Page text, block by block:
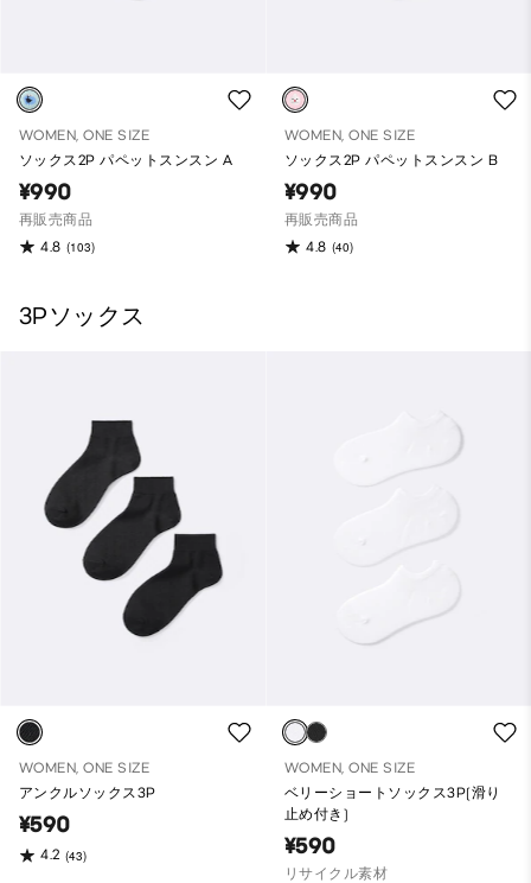
WOMEN, ONE SIZE
ソックス2P パペットスンスン A
¥990
再販売商品
4.8 (103)
WOMEN, ONE SIZE
ソックス2P パペットスンスン B
¥990
再販売商品
4.8 (40)
3Pソックス
WOMEN, ONE SIZE
アンクルソックス3P
¥590
4.2 (43)
WOMEN, ONE SIZE
ベリーショートソックス3P(滑り
止め付き)
¥590
リサイクル素材